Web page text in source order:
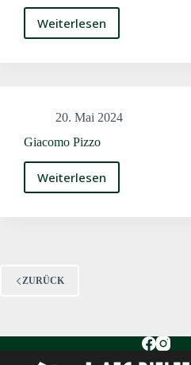
Weiterlesen
Jay
20. Mai 2024
Giacomo Pizzo
Weiterlesen
Giacomo
ZURÜCK